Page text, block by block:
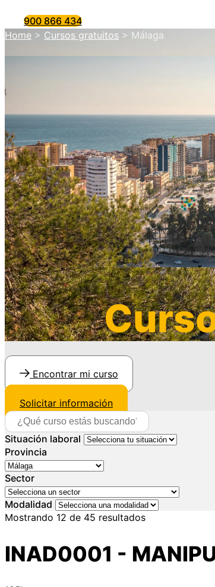
900 866 434
Home > Cursos gratuitos > Málaga
Encontrar mi curso
Solicitar información
Situación laboral
Provincia
Sector
Modalidad
Mostrando 12 de 45 resultados
INAD0001 -